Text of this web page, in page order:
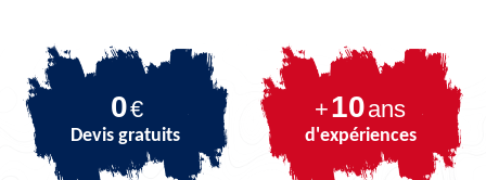
0€
Devis gratuits
+10ans
d'expériences